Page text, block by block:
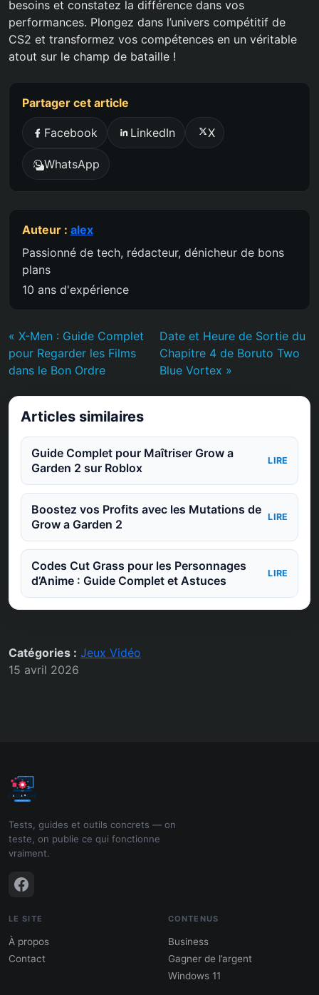
besoins et constatez la différence dans vos
performances. Plongez dans l’univers compétitif de
CS2 et transformez vos compétences en un véritable
atout sur le champ de bataille !
Partager cet article
Facebook LinkedIn X
WhatsApp
Auteur : alex
Passionné de tech, rédacteur, dénicheur de bons
plans
10 ans d'expérience
« X-Men : Guide Complet
pour Regarder les Films
dans le Bon Ordre
Date et Heure de Sortie du
Chapitre 4 de Boruto Two
Blue Vortex »
Articles similaires
Guide Complet pour Maîtriser Grow a
Garden 2 sur Roblox
LIRE
Boostez vos Profits avec les Mutations de
Grow a Garden 2
LIRE
Codes Cut Grass pour les Personnages
d’Anime : Guide Complet et Astuces
LIRE
Catégories : Jeux Vidéo
15 avril 2026
Tests, guides et outils concrets — on
teste, on publie ce qui fonctionne
vraiment.
LE SITE
À propos
Contact
CONTENUS
Business
Gagner de l’argent
Windows 11